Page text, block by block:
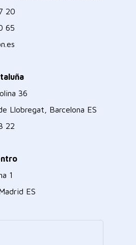
20
65
36
Llobregat, Barcelona ES
22
1
ES